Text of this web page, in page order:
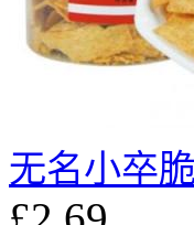
无名小卒